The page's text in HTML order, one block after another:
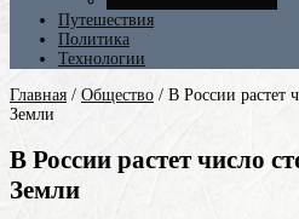
Путешествия
Политика
Технологии
Главная / Общество / В России растет
Земли
В России растет число
Земли